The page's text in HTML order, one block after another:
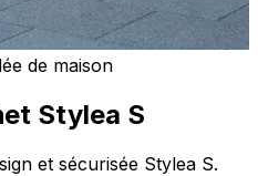
de maison
Stylea S
et sécurisée Stylea S.